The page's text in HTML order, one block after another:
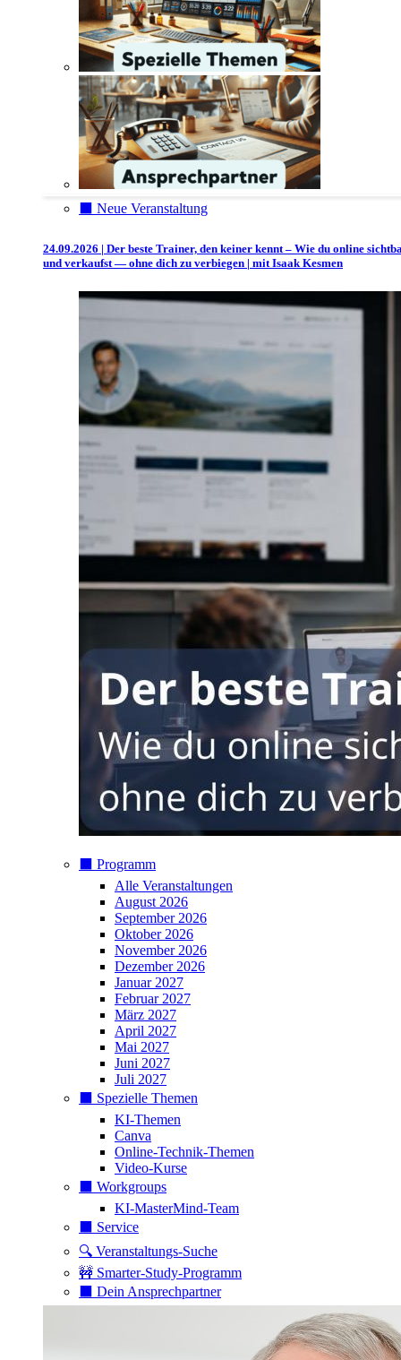
⬛️ Neue Veranstaltung
24.09.2026 | Der beste Trainer, den keiner kennt – Wie du online
und verkaufst — ohne dich zu verbiegen | mit Isaak Kesmen
⬛️ Programm
Alle Veranstaltungen
August 2026
September 2026
Oktober 2026
November 2026
Dezember 2026
Januar 2027
Februar 2027
März 2027
April 2027
Mai 2027
Juni 2027
Juli 2027
⬛️ Spezielle Themen
KI-Themen
Canva
Online-Technik-Themen
Video-Kurse
⬛️ Workgroups
KI-MasterMind-Team
⬛️ Service
🔍 Veranstaltungs-Suche
🚧 Smarter-Study-Programm
⬛️ Dein Ansprechpartner